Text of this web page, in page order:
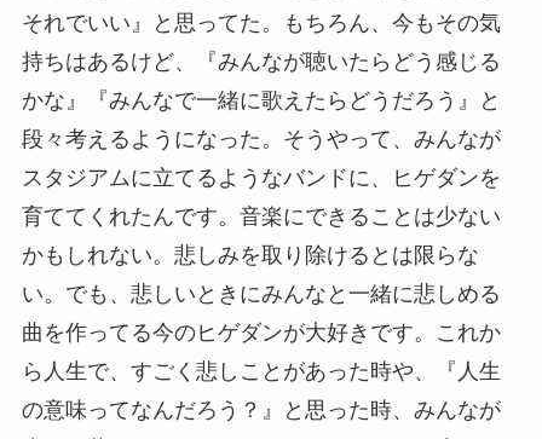
それでいい』と思ってた。もちろん、今もその気
持ちはあるけど、『みんなが聴いたらどう感じる
かな』『みんなで一緒に歌えたらどうだろう』と
段々考えるようになった。そうやって、みんなが
スタジアムに立てるようなバンドに、ヒゲダンを
育ててくれたんです。音楽にできることは少ない
かもしれない。悲しみを取り除けるとは限らな
い。でも、悲しいときにみんなと一緒に悲しめる
曲を作ってる今のヒゲダンが大好きです。これか
ら人生で、すごく悲しことがあった時や、『人生
の意味ってなんだろう？』と思った時、みんなが